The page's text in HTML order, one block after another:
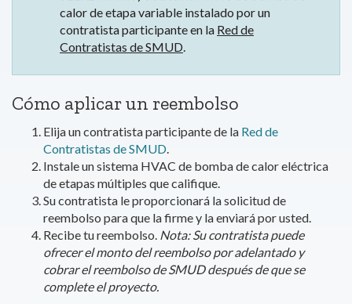
calor de etapa variable instalado por un
contratista participante en la Red de
Contratistas de SMUD.
Cómo aplicar un reembolso
Elija un contratista participante de la Red de
Contratistas de SMUD.
Instale un sistema HVAC de bomba de calor eléctrica
de etapas múltiples que califique.
Su contratista le proporcionará la solicitud de
reembolso para que la firme y la enviará por usted.
Recibe tu reembolso. Nota: Su contratista puede
ofrecer el monto del reembolso por adelantado y
cobrar el reembolso de SMUD después de que se
complete el proyecto.